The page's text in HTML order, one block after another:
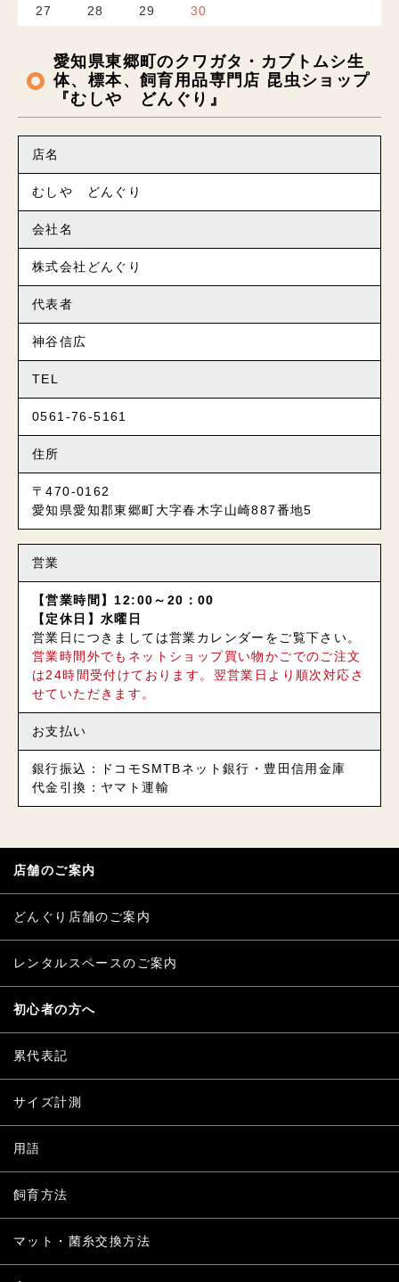
27 28 29 30
愛知県東郷町のクワガタ・カブトムシ生
体、標本、飼育用品専門店 昆虫ショップ
『むしや どんぐり』
店名
むしや どんぐり
会社名
株式会社どんぐり
代表者
神谷信広
TEL
0561-76-5161
住所
〒470-0162
愛知県愛知郡東郷町大字春木字山崎887番地5
営業
【営業時間】12:00～20：00
【定休日】水曜日
営業日につきましては営業カレンダーをご覧下さい。
営業時間外でもネットショップ買い物かごでのご注文
は24時間受付けております。翌営業日より順次対応さ
せていただきます。
お支払い
銀行振込：ドコモSMTBネット銀行・豊田信用金庫
代金引換：ヤマト運輸
店舗のご案内
どんぐり店舗のご案内
レンタルスペースのご案内
初心者の方へ
累代表記
サイズ計測
用語
飼育方法
マット・菌糸交換方法